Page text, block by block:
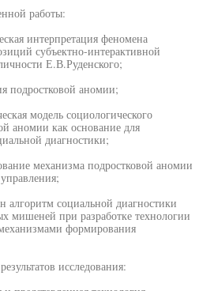
работы:
интерпретация феномена
субъектно-интерактивной
Е.В.Руденского;
подростковой аномии;
модель социологического
аномии как основание для
диагностики;
механизма подростковой аномии
алгоритм социальной диагностики
мишеней при разработке технологии
формирования
исследования: